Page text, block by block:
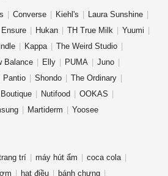
Converse Kiehl's
Laura Sunshine
Ensure Hukan TH True Milk
Yuumi
Kappa
The Weird Studio
Balance Elly PUMA
Juno
Pantio Shondo
The Ordinary
Nutifood
OOKAS
Martiderm Yoosee
trí máy hút ẩm
coca cola
hạt điều
bánh chưng